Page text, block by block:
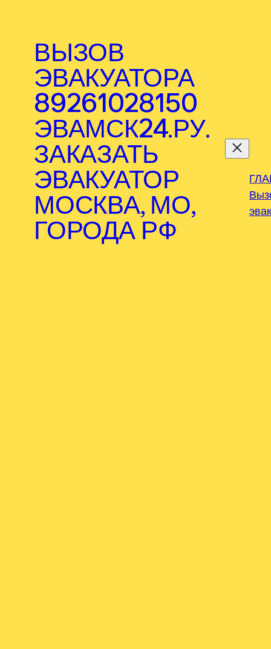
ВЫЗОВ
ЭВАКУАТОРА
89261028150
ЭВАМСК24.РУ.
ЗАКАЗАТЬ
ЭВАКУАТОР
МОСКВА, МО,
ГОРОДА РФ